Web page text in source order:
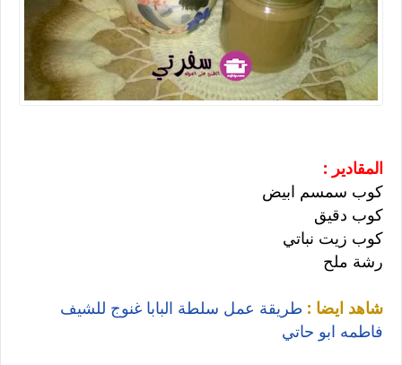
المقادير :
كوب سمسم ابيض
كوب دقيق
كوب زيت نباتي
رشة ملح
شاهد ايضا : طريقة عمل سلطة البابا غنوج للشيف
فاطمه ابو حاتي